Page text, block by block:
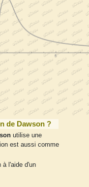
de Dawson ?
utilise une
est aussi comme
à l'aide d'un